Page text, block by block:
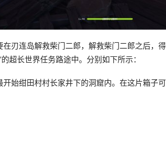
在刃连岛解救柴门二郎，解救柴门二郎之后，
超长世界任务路途中。分别如下所示：
开始绀田村村长家井下的洞窟内。在这片箱子可